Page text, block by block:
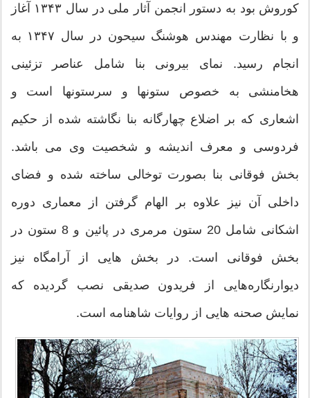
کوروش بود به دستور انجمن آثار ملی در سال ۱۳۴۳ آغاز
و با نظارت مهندس هوشنگ سیحون در سال ۱۳۴۷ به
انجام رسید. نمای بیرونی بنا شامل عناصر تزئینی
هخامنشی به خصوص ستونها و سرستونها است و
اشعاری که بر اضلاع چهارگانه بنا نگاشته شده از حکیم
فردوسی و معرف اندیشه و شخصیت وی می‌ باشد.
بخش فوقانی بنا بصورت توخالی ساخته شده و فضای
داخلی آن نیز علاوه بر الهام گرفتن از معماری دوره
اشکانی شامل 20 ستون مرمری در پائین و 8 ستون در
بخش فوقانی است. در بخش هایی از آرامگاه نیز
دیوارنگاره‌هایی از فریدون صدیقی نصب گردیده که
نمایش صحنه هایی از روایات شاهنامه است.